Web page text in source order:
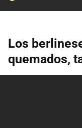
Los
quemados,